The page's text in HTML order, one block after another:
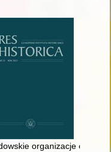
ze zbiorów Muzeum
organizacje